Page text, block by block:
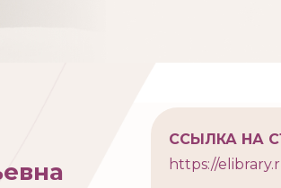
ССЫЛКА НА
https://